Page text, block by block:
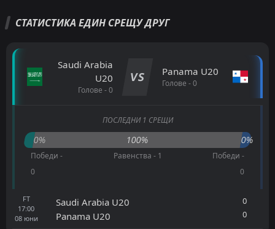
СТАТИСТИКА ЕДИН СРЕЩУ ДРУГ
Saudi Arabia
U20
Голове - 0
VS Panama U20
Голове - 0
ПОСЛЕДНИ 1 СРЕЩИ
0% 100% 0%
Победи -
0
Равенства - 1
Победи -
0
FT
17:00
08 юни
Saudi Arabia U20
Panama U20
0
0